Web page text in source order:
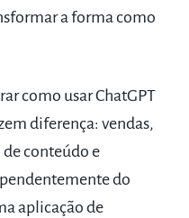
a forma como
como usar ChatGPT
diferença: vendas,
conteúdo e
do
aplicação de